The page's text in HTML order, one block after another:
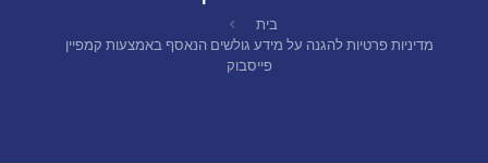
בית
מדיניות פרטיות להגנה על מידע גולשים הנאסף באמצעות קמפיין
פייסבוק